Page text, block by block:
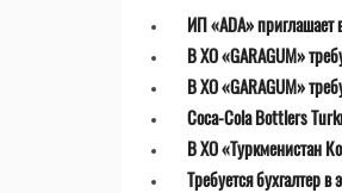
ИП «ADA» приглашает
В ХО «GARAGUM»
В ХО «GARAGUM»
Coca-Cola Bottlers
В ХО «Туркменистан
Требуется бухгалтер